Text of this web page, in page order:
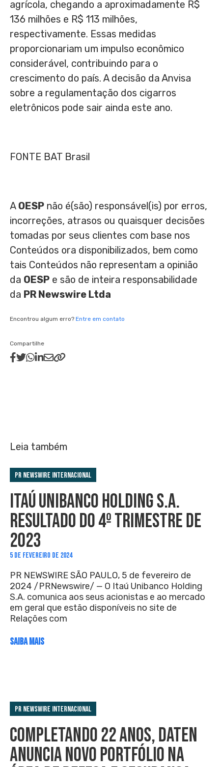
agrícola, chegando a aproximadamente R$
136 milhões e R$ 113 milhões,
respectivamente. Essas medidas
proporcionariam um impulso econômico
considerável, contribuindo para o
crescimento do país. A decisão da Anvisa
sobre a regulamentação dos cigarros
eletrônicos pode sair ainda este ano.
FONTE BAT Brasil
A OESP não é(são) responsável(is) por erros,
incorreções, atrasos ou quaisquer decisões
tomadas por seus clientes com base nos
Conteúdos ora disponibilizados, bem como
tais Conteúdos não representam a opinião
da OESP e são de inteira responsabilidade
da PR Newswire Ltda
Encontrou algum erro? Entre em contato
Compartilhe
Leia também
PR Newswire Internacional
ITAÚ UNIBANCO HOLDING S.A.
RESULTADO DO 4º TRIMESTRE DE
2023
5 DE FEVEREIRO DE 2024
PR NEWSWIRE SÃO PAULO, 5 de fevereiro de
2024 /PRNewswire/ — O Itaú Unibanco Holding
S.A. comunica aos seus acionistas e ao mercado
em geral que estão disponíveis no site de
Relações com
SAIBA MAIS
PR Newswire Internacional
COMPLETANDO 22 ANOS, DATEN
ANUNCIA NOVO PORTFÓLIO NA